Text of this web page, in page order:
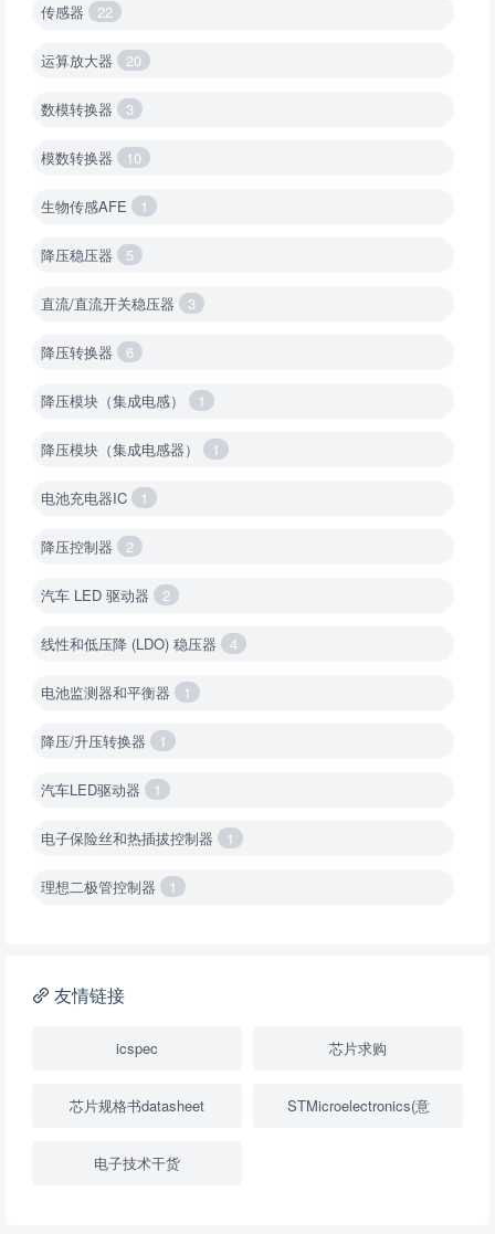
传感器 22
运算放大器 20
数模转换器 3
模数转换器 10
生物传感AFE 1
降压稳压器 5
直流/直流开关稳压器 3
降压转换器 6
降压模块（集成电感） 1
降压模块（集成电感器） 1
电池充电器IC 1
降压控制器 2
汽车 LED 驱动器 2
线性和低压降 (LDO) 稳压器 4
电池监测器和平衡器 1
降压/升压转换器 1
汽车LED驱动器 1
电子保险丝和热插拔控制器 1
理想二极管控制器 1
降压转换器（继承开关）
USB隔离器 1
友情链接
icspec 芯片求购
芯片规格书datasheet STMicroelectronics(意
电子技术干货